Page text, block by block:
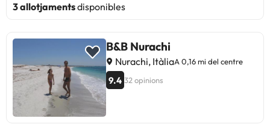
3 allotjamentsdisponibles
B&B Nurachi
Nurachi, ItàliaA 0,16 mi del centre
9.4 32 opinions